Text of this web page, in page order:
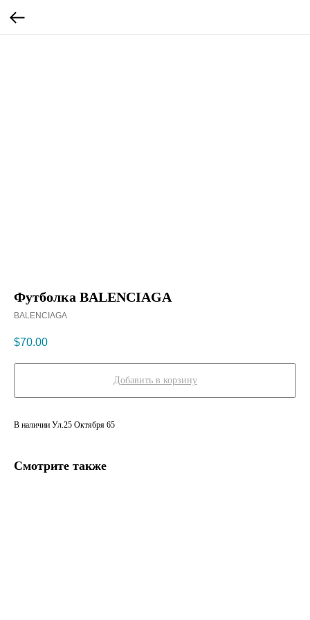
Футболка BALENCIAGA
BALENCIAGA
$70.00
Добавить в корзину
В наличии Ул.25 Октября 65
Смотрите также